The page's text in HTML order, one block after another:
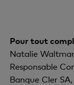
Pour tout
Natalie
Responsable
Banque Cler